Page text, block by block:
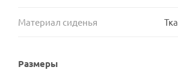
Материал сиденья
Размеры